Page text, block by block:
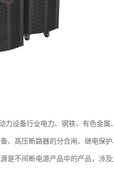
力设备行业电力、钢铁、有色金
、高压断路器的分合闸、继电保
是不间断电源产品中的产品，涉